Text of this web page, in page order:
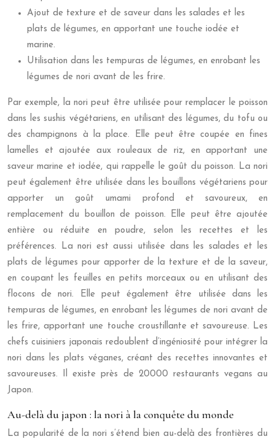
Ajout de texture et de saveur dans les salades et les
plats de légumes, en apportant une touche iodée et
marine.
Utilisation dans les tempuras de légumes, en enrobant les
légumes de nori avant de les frire.
Par exemple, la nori peut être utilisée pour remplacer le poisson
dans les sushis végétariens, en utilisant des légumes, du tofu ou
des champignons à la place. Elle peut être coupée en fines
lamelles et ajoutée aux rouleaux de riz, en apportant une
saveur marine et iodée, qui rappelle le goût du poisson. La nori
peut également être utilisée dans les bouillons végétariens pour
apporter un goût umami profond et savoureux, en
remplacement du bouillon de poisson. Elle peut être ajoutée
entière ou réduite en poudre, selon les recettes et les
préférences. La nori est aussi utilisée dans les salades et les
plats de légumes pour apporter de la texture et de la saveur,
en coupant les feuilles en petits morceaux ou en utilisant des
flocons de nori. Elle peut également être utilisée dans les
tempuras de légumes, en enrobant les légumes de nori avant de
les frire, apportant une touche croustillante et savoureuse. Les
chefs cuisiniers japonais redoublent d’ingéniosité pour intégrer la
nori dans les plats véganes, créant des recettes innovantes et
savoureuses. Il existe près de 20000 restaurants vegans au
Japon.
Au-delà du japon : la nori à la conquête du monde
La popularité de la nori s’étend bien au-delà des frontières du